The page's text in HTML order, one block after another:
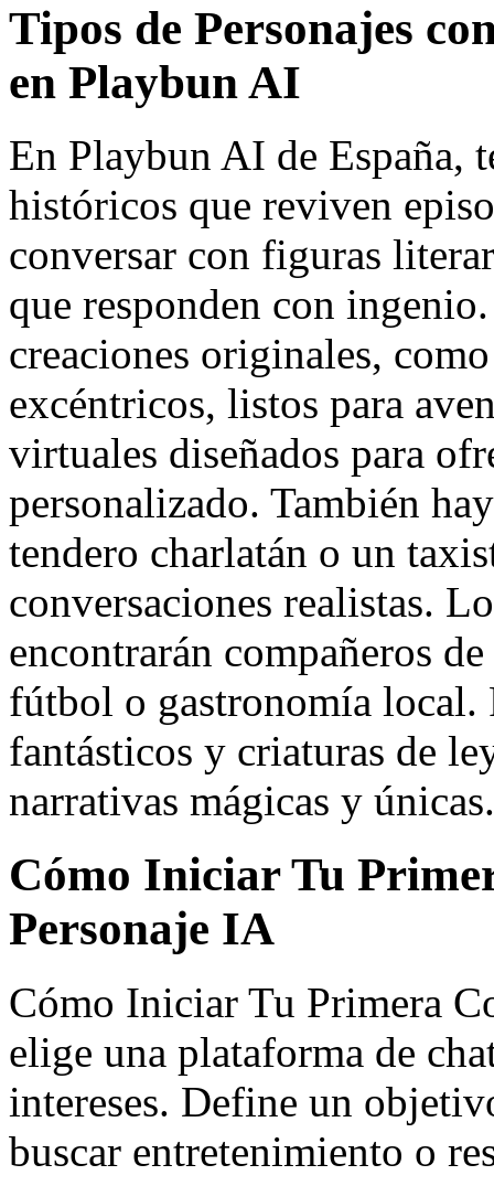
Tipos de Personajes
en Playbun AI
En Playbun AI de España,
históricos que reviven
conversar con figuras
que responden con
creaciones originales,
excéntricos, listos para
virtuales diseñados para
personalizado. También
tendero charlatán o un
conversaciones realistas.
encontrarán compañeros
fútbol o gastronomía local.
fantásticos y criaturas de
narrativas mágicas y únicas.
Cómo Iniciar Tu
Personaje IA
Cómo Iniciar Tu Primera
elige una plataforma de
intereses. Define un
buscar entretenimiento o